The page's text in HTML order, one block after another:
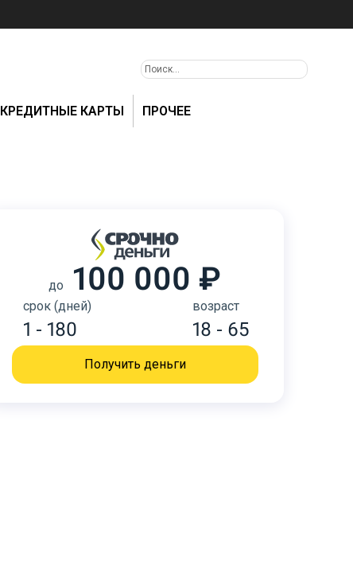
КРЕДИТНЫЕ КАРТЫ ПРОЧЕЕ
до 100 000 ₽
срок (дней)
1 - 180
возраст
18 - 65
Получить деньги